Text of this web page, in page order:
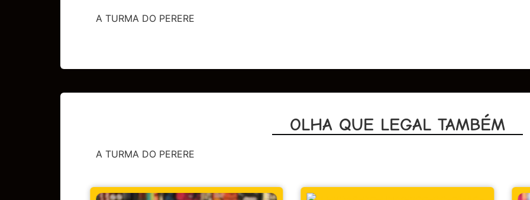
A TURMA DO PERERE
OLHA QUE LEGAL TAMBÉM
A TURMA DO PERERE